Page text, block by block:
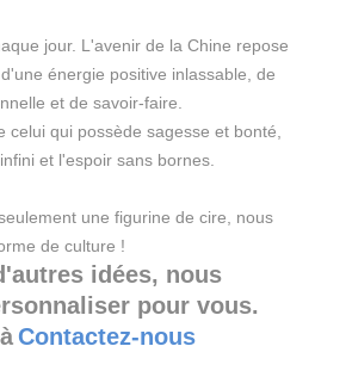
jour. L'avenir de la Chine repose
énergie positive inlassable, de
et de savoir-faire.
celui qui possède sagesse et bonté,
et l'espoir sans bornes.
une figurine de cire, nous
de culture !
idées, nous
pour vous.
Contactez-nous